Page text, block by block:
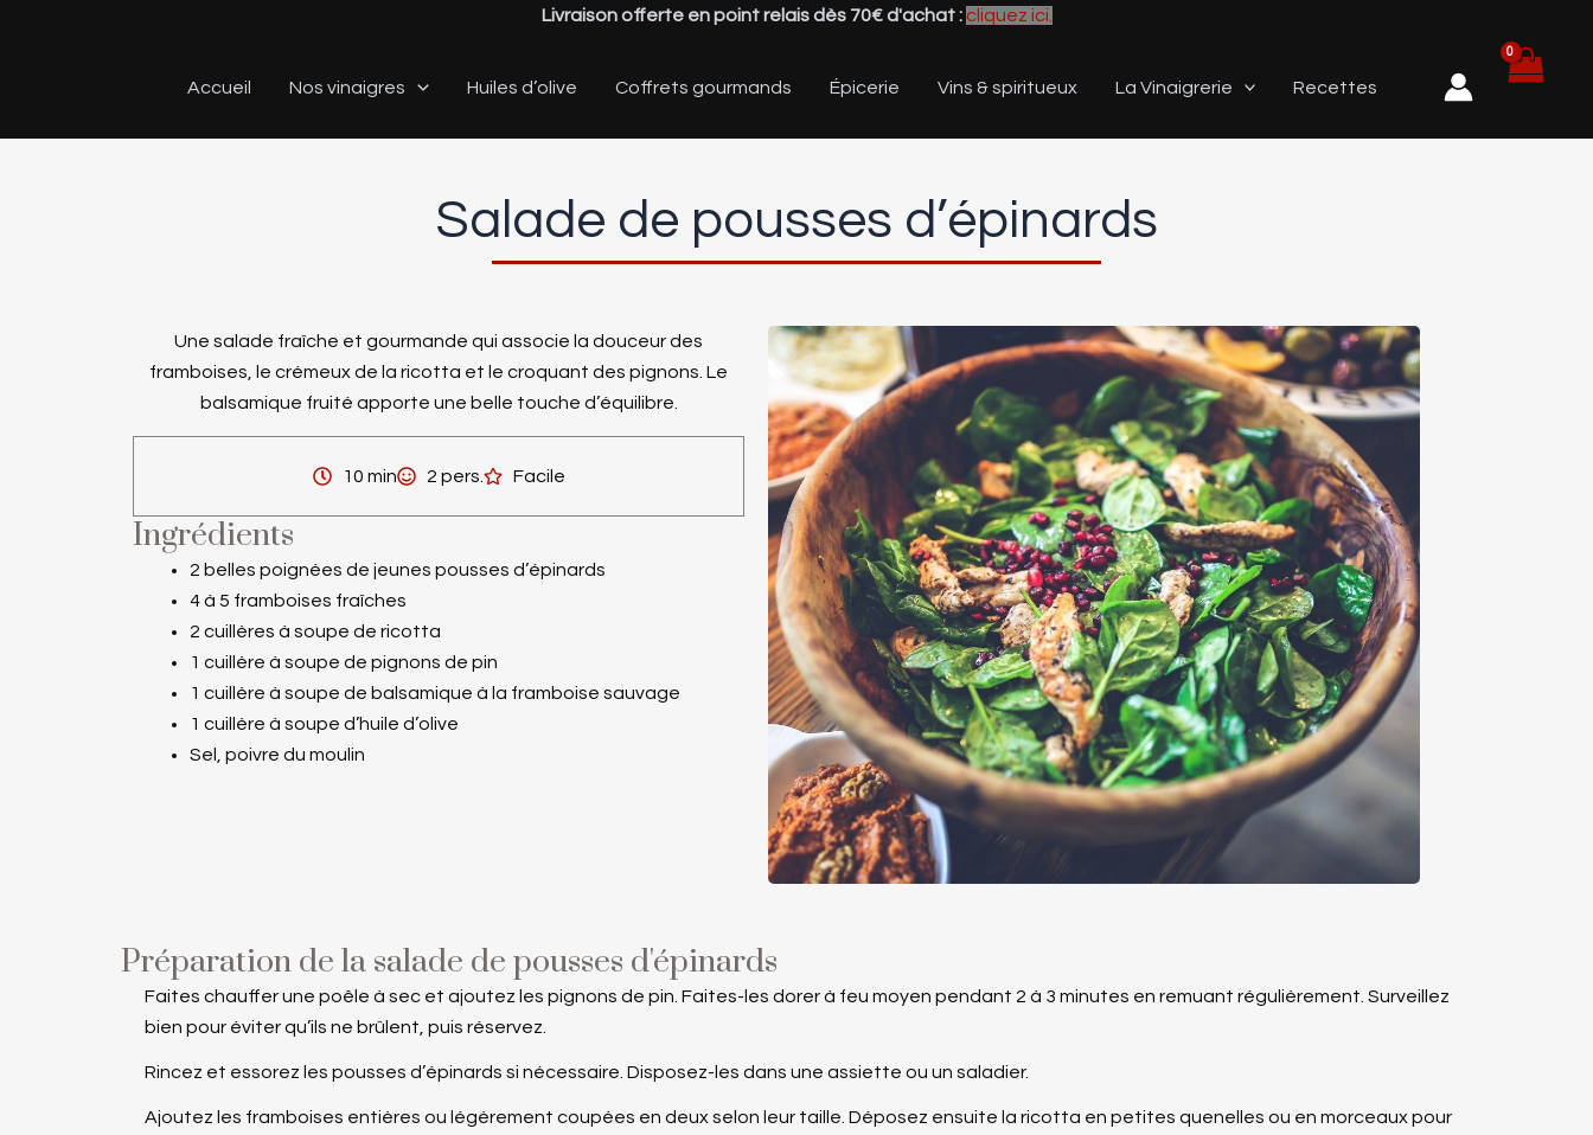
Livraison offerte en point relais dès 70€ d'achat : cliquez ici.
Accueil Nos vinaigres Huiles d’olive Coffrets gourmands Épicerie Vins & spiritueux La Vinaigrerie Recettes
Salade de pousses d’épinards
Une salade fraîche et gourmande qui associe la douceur des
framboises, le crémeux de la ricotta et le croquant des pignons. Le
balsamique fruité apporte une belle touche d’équilibre.
10 min 2 pers. Facile
Ingrédients
2 belles poignées de jeunes pousses d’épinards
4 à 5 framboises fraîches
2 cuillères à soupe de ricotta
1 cuillère à soupe de pignons de pin
1 cuillère à soupe de balsamique à la framboise sauvage
1 cuillère à soupe d’huile d’olive
Sel, poivre du moulin
Préparation de la salade de pousses d'épinards
Faites chauffer une poêle à sec et ajoutez les pignons de pin. Faites-les dorer à feu moyen pendant 2 à 3 minutes en remuant régulièrement. Surveillez
bien pour éviter qu’ils ne brûlent, puis réservez.
Rincez et essorez les pousses d’épinards si nécessaire. Disposez-les dans une assiette ou un saladier.
Ajoutez les framboises entières ou légèrement coupées en deux selon leur taille. Déposez ensuite la ricotta en petites quenelles ou en morceaux pour